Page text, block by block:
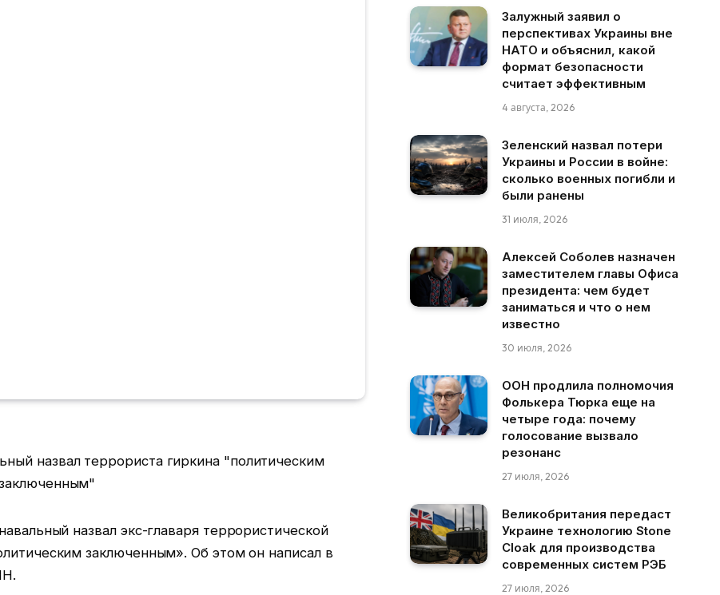
назвал экс-главаря террористической
заключенным». Об этом он написал в
Залужный заявил о
перспективах Украины вне
НАТО и объяснил, какой
формат безопасности
считает эффективным
4 августа, 2026
Зеленский назвал потери
Украины и России в войне:
сколько военных погибли и
были ранены
31 июля, 2026
Алексей Соболев назначен
заместителем главы Офиса
президента: чем будет
заниматься и что о нем
известно
30 июля, 2026
ООН продлила полномочия
Фолькера Тюрка еще на
четыре года: почему
голосование вызвало
резонанс
27 июля, 2026
Великобритания передаст
Украине технологию Stone
Cloak для производства
современных систем РЭБ
27 июля, 2026